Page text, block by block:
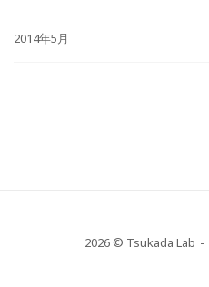
2014年5月
2026 © Tsukada Lab